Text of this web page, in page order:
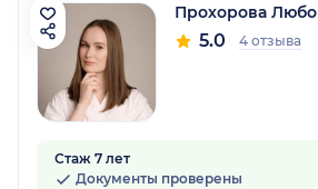
Прохорова
5.0 4 отзыва
Стаж 7 лет
Документы проверены